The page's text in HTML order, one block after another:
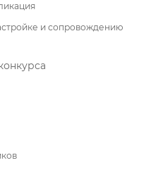
и сопровождению